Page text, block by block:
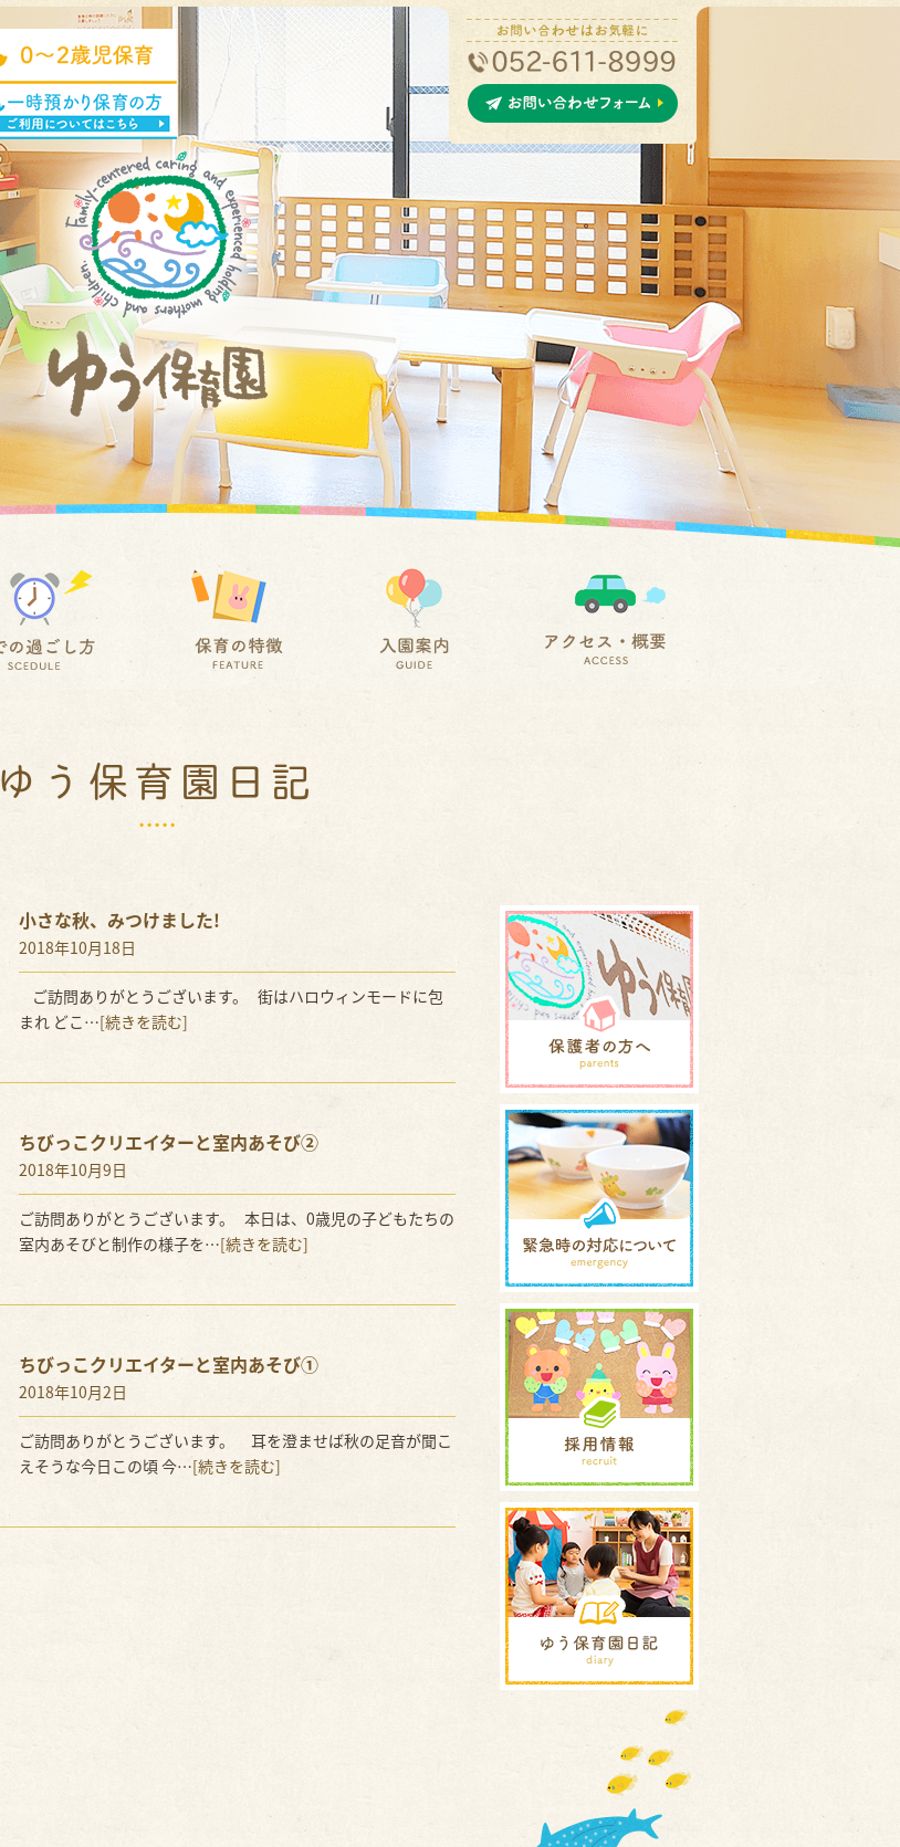
ゆう保育園日記
小さな秋、みつけました!
2018年10月18日
ご訪問ありがとうございます。 街はハロウィンモードに包
まれ どこ…[続きを読む]
ちびっこクリエイターと室内あそび②
2018年10月9日
ご訪問ありがとうございます。 本日は、0歳児の子どもたちの
室内あそびと制作の様子を…[続きを読む]
ちびっこクリエイターと室内あそび①
2018年10月2日
ご訪問ありがとうございます。 耳を澄ませば秋の足音が聞こ
えそうな今日この頃 今…[続きを読む]